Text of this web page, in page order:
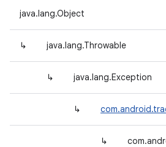
java.lang.Object
↳ java.lang.Throwable
↳ java.lang.Exception
↳
↳